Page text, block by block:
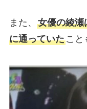
また、 女優の綾瀬
に通っていたこと